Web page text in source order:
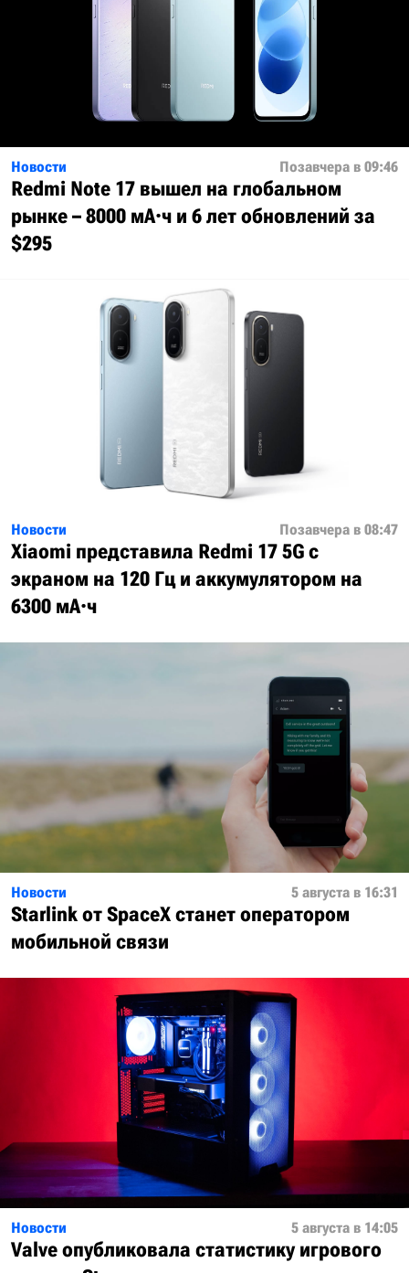
Новости Позавчера в 09:46
Redmi Note 17 вышел на глобальном
рынке – 8000 мА·ч и 6 лет обновлений за
$295
Новости Позавчера в 08:47
Xiaomi представила Redmi 17 5G с
экраном на 120 Гц и аккумулятором на
6300 мА·ч
Новости 5 августа в 16:31
Starlink от SpaceX станет оператором
мобильной связи
Новости 5 августа в 14:05
Valve опубликовала статистику игрового